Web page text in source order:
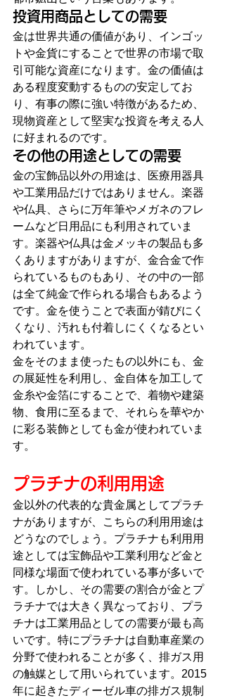
投資用商品としての需要
金は世界共通の価値があり、インゴッ
トや金貨にすることで世界の市場で取
引可能な資産になります。金の価値は
ある程度変動するものの安定してお
り、有事の際に強い特徴があるため、
現物資産として堅実な投資を考える人
に好まれるのです。
その他の用途としての需要
金の宝飾品以外の用途は、医療用器具
や工業用品だけではありません。楽器
や仏具、さらに万年筆やメガネのフレ
ームなど日用品にも利用されていま
す。楽器や仏具は金メッキの製品も多
くありますがありますが、金合金で作
られているものもあり、その中の一部
は全て純金で作られる場合もあるよう
です。金を使うことで表面が錆びにく
くなり、汚れも付着しにくくなるとい
われています。
金をそのまま使ったもの以外にも、金
の展延性を利用し、金自体を加工して
金糸や金箔にすることで、着物や建築
物、食用に至るまで、それらを華やか
に彩る装飾としても金が使われていま
す。
プラチナの利用用途
金以外の代表的な貴金属としてプラチ
ナがありますが、こちらの利用用途は
どうなのでしょう。プラチナも利用用
途としては宝飾品や工業利用など金と
同様な場面で使われている事が多いで
す。しかし、その需要の割合が金とプ
ラチナでは大きく異なっており、プラ
チナは工業用品としての需要が最も高
いです。特にプラチナは自動車産業の
分野で使われることが多く、排ガス用
の触媒として用いられています。2015
年に起きたディーゼル車の排ガス規制